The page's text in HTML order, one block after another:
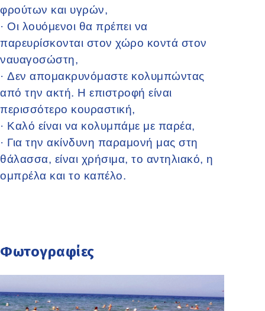
φρούτων και υγρών,
· Οι λουόμενοι θα πρέπει να
παρευρίσκονται στον χώρο κοντά στον
ναυαγοσώστη,
· Δεν απομακρυνόμαστε κολυμπώντας
από την ακτή. Η επιστροφή είναι
περισσότερο κουραστική,
· Καλό είναι να κολυμπάμε με παρέα,
· Για την ακίνδυνη παραμονή μας στη
θάλασσα, είναι χρήσιμα, το αντηλιακό, η
ομπρέλα και το καπέλο.
Φωτογραφίες